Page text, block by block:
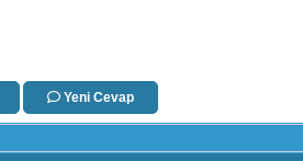
Yeni Cevap